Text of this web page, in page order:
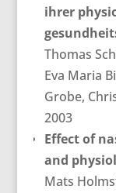
ihrer
Thomas
Eva Maria
Grobe,
2003
Effect of
and
Mats